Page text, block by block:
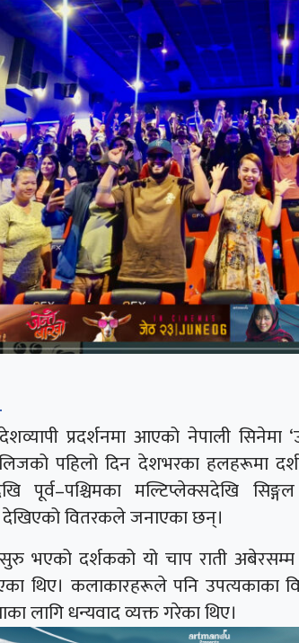
प्रदर्शनमा आएको नेपाली
पहिलो दिन देशभरका हलहरूमा
पूर्व–पश्चिमका मल्टिप्लेक्सदेखि
वितरकले जनाएका छन्।
भएको दर्शकको यो चाप राती
थिए। कलाकारहरूले पनि उपत्यकाका
लागि धन्यवाद व्यक्त गरेका थिए।